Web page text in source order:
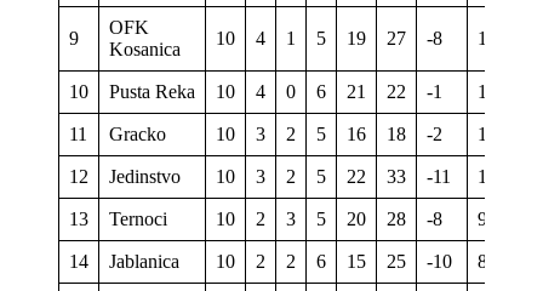
9
OFK
Kosanica
10 4 1 5 19 27 -8 13
10 Pusta Reka 10 4 0 6 21 22 -1 12
11 Gracko 10 3 2 5 16 18 -2 11
12 Jedinstvo 10 3 2 5 22 33 -11 11
13 Ternoci 10 2 3 5 20 28 -8 9
14 Jablanica 10 2 2 6 15 25 -10 8